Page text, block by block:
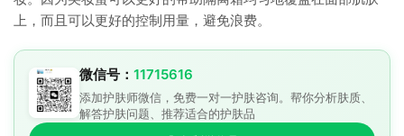
上，而且可以更好的控制用量，避免浪费。
微信号： 11715616
添加护肤师微信，免费一对一护肤咨询。帮你分析肤质、
解答护肤问题、推荐适合的护肤品